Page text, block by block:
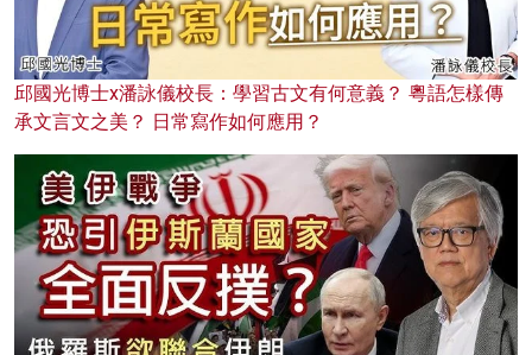
邱國光博士x潘詠儀校長：學習古文有何意義？ 粵語怎樣傳
承文言文之美？ 日常寫作如何應用？